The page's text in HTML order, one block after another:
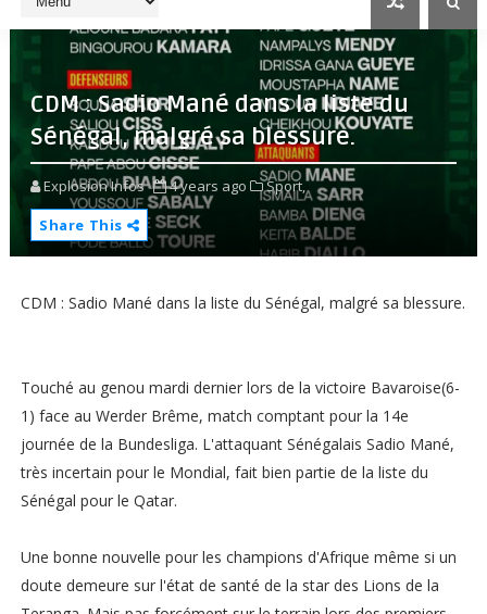
CDM : Sadio Mané dans la liste du
Sénégal, malgré sa blessure.
Explosion Infos 4 years ago
Sport,
Share This
CDM : Sadio Mané dans la liste du Sénégal, malgré sa blessure.
Touché au genou mardi dernier lors de la victoire Bavaroise(6-
1) face au Werder Brême, match comptant pour la 14e
journée de la Bundesliga. L'attaquant Sénégalais Sadio Mané,
très incertain pour le Mondial, fait bien partie de la liste du
Sénégal pour le Qatar.
Une bonne nouvelle pour les champions d'Afrique même si un
doute demeure sur l'état de santé de la star des Lions de la